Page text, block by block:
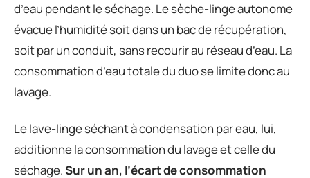
d’eau pendant le séchage. Le sèche-linge autonome
évacue l’humidité soit dans un bac de récupération,
soit par un conduit, sans recourir au réseau d’eau. La
consommation d’eau totale du duo se limite donc au
lavage.
Le lave-linge séchant à condensation par eau, lui,
additionne la consommation du lavage et celle du
séchage.Sur un an, l’écart de consommation